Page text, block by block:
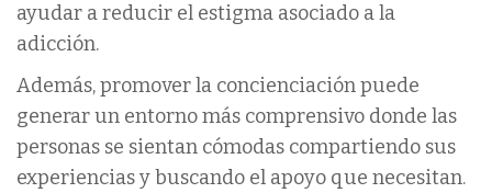
ayudar a reducir el estigma asociado a la
adicción.
Además, promover la concienciación puede
generar un entorno más comprensivo donde las
personas se sientan cómodas compartiendo sus
experiencias y buscando el apoyo que necesitan.